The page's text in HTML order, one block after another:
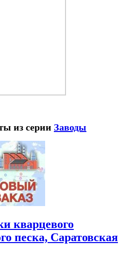
из серии Заводы
кварцевого
песка, Саратовская